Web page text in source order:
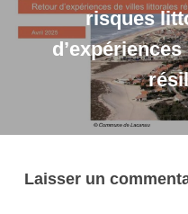
risques
Laisser un